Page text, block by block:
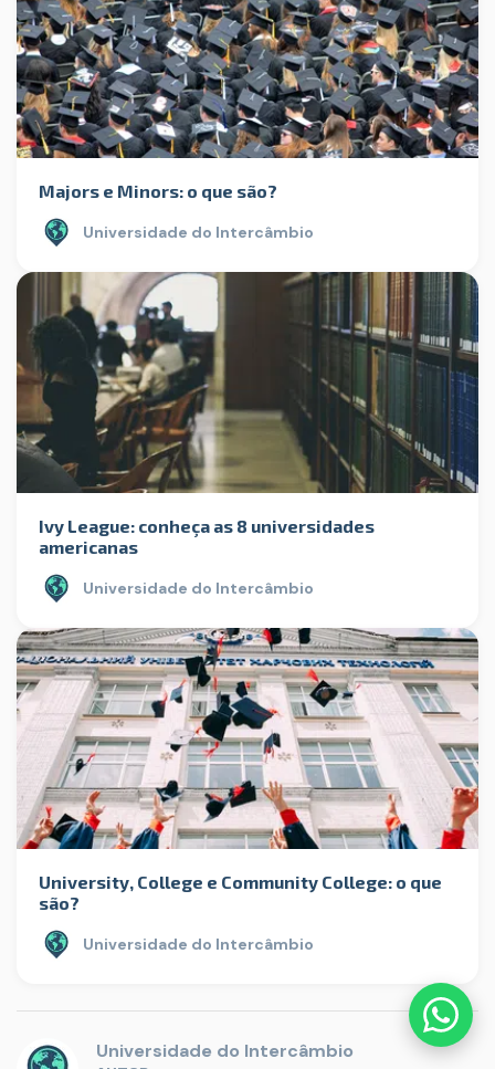
Majors e Minors: o que são?
Universidade do Intercâmbio
Ivy League: conheça as 8 universidades
americanas
Universidade do Intercâmbio
University, College e Community College: o que
são?
Universidade do Intercâmbio
Universidade do Intercâmbio